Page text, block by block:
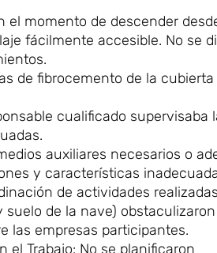
momento de descender
fácilmente accesible. No se
de fibrocemento de la
cualificado supervisaba
auxiliares necesarios o
y características
de actividades
de la nave)
las empresas participantes.
el Trabajo: No se planificaron